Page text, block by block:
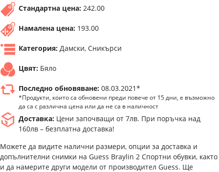
Стандартна цена: 242.00
Намалена цена: 193.00
Категория: Дамски, Сникърси
Цвят: Бяло
Последно обновяване: 08.03.2021*
*Продукти, които са обновени преди повече от 15 дни, е възможно
да са с различна цена или да не са в наличност
Доставка: Цени започващи от 7лв. При поръчка над
160лв – безплатна доставка!
Можете да видите налични размери, опции за доставка и
допълнителни снимки на Guess Braylin 2 Спортни обувки, както
и да намерите други модели от производител Guess. Ще